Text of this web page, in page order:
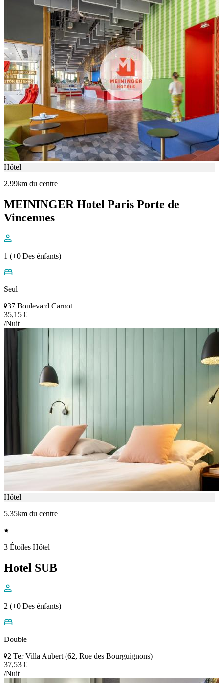
Hôtel
2.99km du centre
MEININGER Hotel Paris Porte de
Vincennes
1 (+0 Des énfants)
Seul
37 Boulevard Carnot
35,15 €
/Nuit
Hôtel
5.35km du centre
3 Étoiles Hôtel
Hotel SUB
2 (+0 Des énfants)
Double
2 Ter Villa Aubert (62, Rue des Bourguignons)
37,53 €
/Nuit